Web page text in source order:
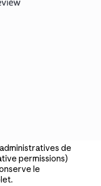
de
permissions)
le